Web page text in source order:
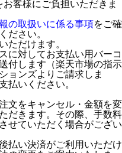
お客様にご負担いただきま
の取扱いに係る事項をご確
ださい。
ただけます。
に対してお支払い用バーコ
付します（楽天市場の指示
ョンズよりご請求しま
払いください。
文をキャンセル・金額を変
だきます。その際、手数料
せていただく場合がござい
払い決済がご利用いただけ